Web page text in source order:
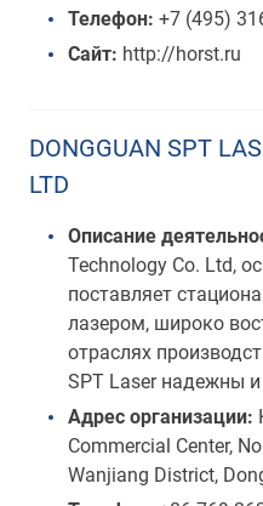
Телефон: +7 (495)
Сайт: http://horst.ru
DONGGUAN SPT
LTD
Описание
Technology Co. Ltd,
поставляет
лазером, широко
отраслях
SPT Laser надежны
Адрес организации:
Commercial Center,
Wanjiang District,